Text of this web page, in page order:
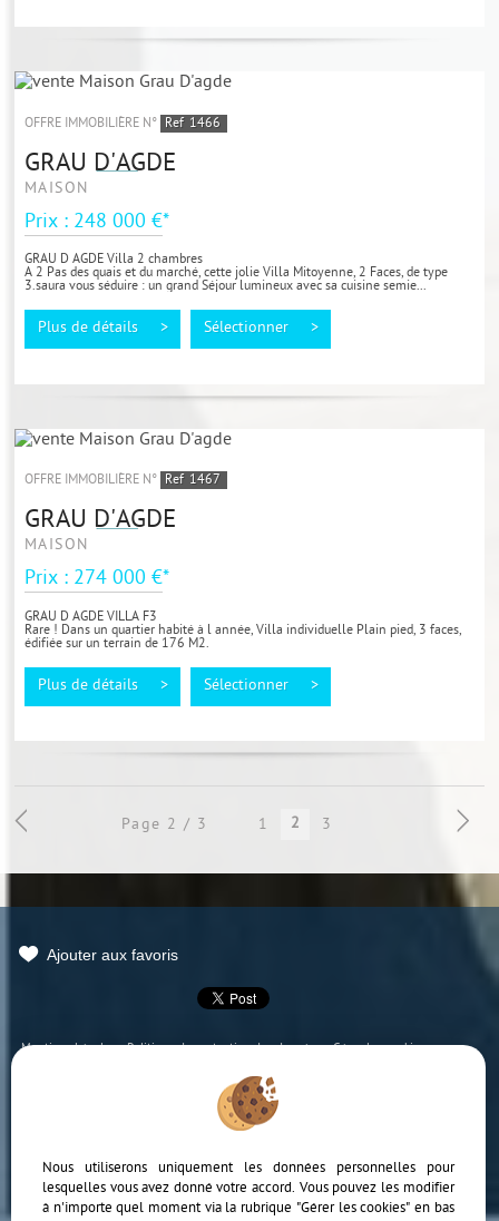
OFFRE IMMOBILIÈRE N° Ref 1466
GRAU D'AGDE
MAISON
Prix : 248 000 €*
GRAU D AGDE Villa 2 chambres
A 2 Pas des quais et du marché, cette jolie Villa Mitoyenne, 2 Faces, de type
3.saura vous séduire : un grand Séjour lumineux avec sa cuisine semie...
Plus de détails > Sélectionner >
OFFRE IMMOBILIÈRE N° Ref 1467
GRAU D'AGDE
MAISON
Prix : 274 000 €*
GRAU D AGDE VILLA F3
Rare ! Dans un quartier habité à l année, Villa individuelle Plain pied, 3 faces,
édifiée sur un terrain de 176 M2.
Plus de détails > Sélectionner >
Page 2 / 3 1 2 3
Ajouter aux favoris
Mentions Légales Politique de protection des données
Gérer les cookies
Nous utiliserons uniquement les données personnelles pour
lesquelles vous avez donné votre accord. Vous pouvez les modifier
à n'importe quel moment via la rubrique "Gérer les cookies" en bas